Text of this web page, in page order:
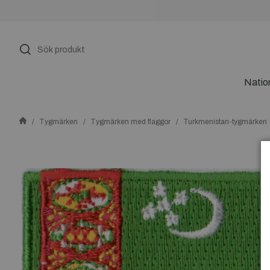
Tygmärken Tygmärken med flaggor Turkmenistan-tygmärken